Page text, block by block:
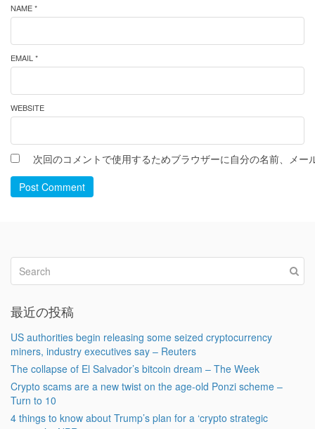
NAME *
EMAIL *
WEBSITE
次回のコメントで使用するためブラウザーに自分の名前、メー
Post Comment
最近の投稿
US authorities begin releasing some seized cryptocurrency
miners, industry executives say – Reuters
The collapse of El Salvador’s bitcoin dream – The Week
Crypto scams are a new twist on the age-old Ponzi scheme –
Turn to 10
4 things to know about Trump’s plan for a ‘crypto strategic